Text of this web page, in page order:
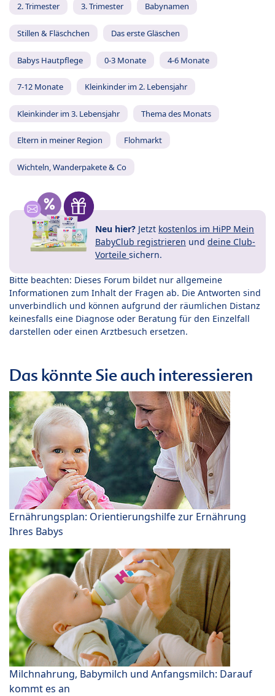
2. Trimester 3. Trimester Babynamen
Stillen & Fläschchen Das erste Gläschen
Babys Hautpflege 0-3 Monate 4-6 Monate
7-12 Monate Kleinkinder im 2. Lebensjahr
Kleinkinder im 3. Lebensjahr Thema des Monats
Eltern in meiner Region Flohmarkt
Wichteln, Wanderpakete & Co
Neu hier? Jetzt kostenlos im HiPP Mein
BabyClub registrieren und deine Club-
Vorteile sichern.
Bitte beachten: Dieses Forum bildet nur allgemeine
Informationen zum Inhalt der Fragen ab. Die Antworten sind
unverbindlich und können aufgrund der räumlichen Distanz
keinesfalls eine Diagnose oder Beratung für den Einzelfall
darstellen oder einen Arztbesuch ersetzen.
Das könnte Sie auch interessieren
Ernährungsplan: Orientierungshilfe zur Ernährung
Ihres Babys
Milchnahrung, Babymilch und Anfangsmilch: Darauf
kommt es an